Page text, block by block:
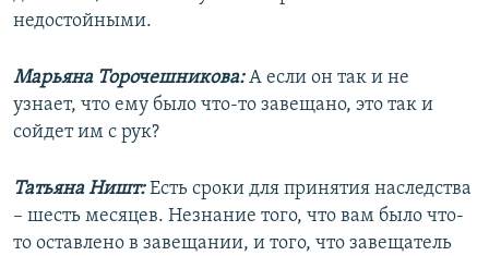
недостойными.
Марьяна Торочешникова:А если он так и не
узнает, что ему было что-то завещано, это так и
сойдет им с рук?
Татьяна Ништ:Есть сроки для принятия наследства
– шесть месяцев. Незнание того, что вам было что-
то оставлено в завещании, и того, что завещатель